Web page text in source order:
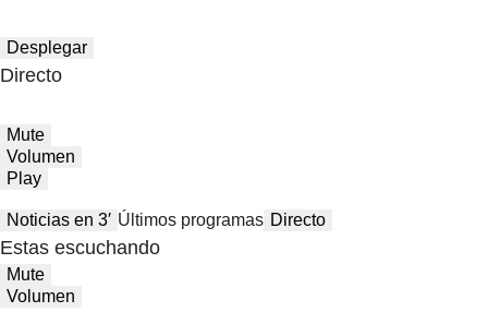
Desplegar
Directo
Mute
Volumen
Play
Noticias en 3′ Últimos programas Directo
Estas escuchando
Mute
Volumen